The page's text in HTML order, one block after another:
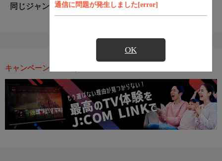
通信に問題が発生しました[error]
OK
同じジャンルのおすすめ番組
キャンペーン・お得な情報